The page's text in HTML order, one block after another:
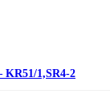
KR51/1,SR4-2